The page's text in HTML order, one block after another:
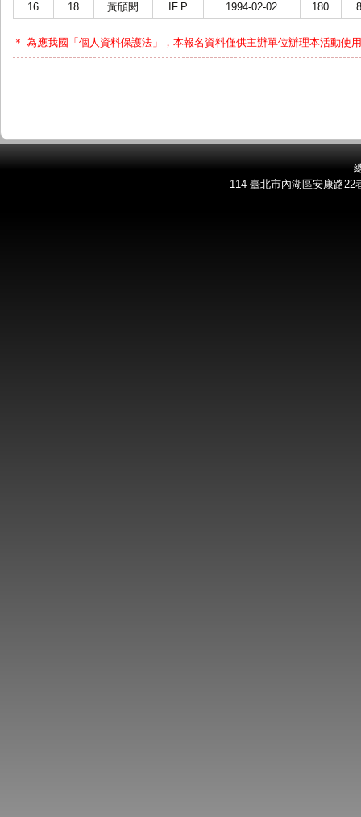
16
18 黃頎閎 IF.P 1994-02-02 180
＊ 為應我國「個人資料保護法」，本報名資料僅供主辦單位辦理本活動使
114 臺北市內湖區安康路22